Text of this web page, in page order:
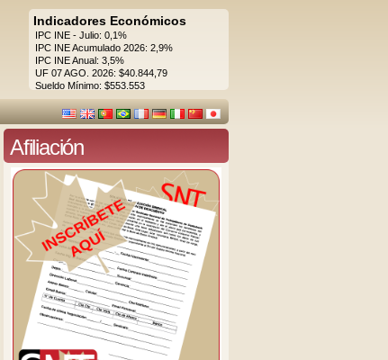
Indicadores Económicos
IPC INE - Julio: 0,1%
IPC INE Acumulado 2026: 2,9%
IPC INE Anual: 3,5%
UF 07 AGO. 2026: $40.844,79
Sueldo Mínimo: $553.553
Afiliación